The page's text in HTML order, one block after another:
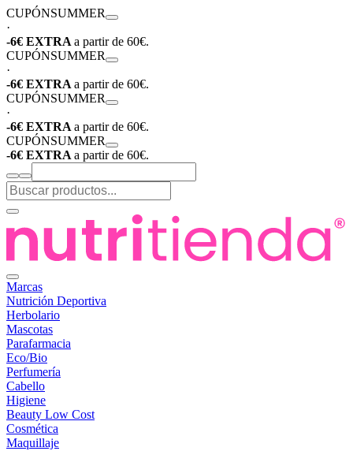
CUPÓNSUMMER
·
-6€ EXTRA a partir de 60€.
CUPÓNSUMMER
·
-6€ EXTRA a partir de 60€.
CUPÓNSUMMER
·
-6€ EXTRA a partir de 60€.
CUPÓNSUMMER
-6€ EXTRA a partir de 60€.
Marcas
Nutrición Deportiva
Herbolario
Mascotas
Parafarmacia
Eco/Bio
Perfumería
Cabello
Higiene
Beauty Low Cost
Cosmética
Maquillaje